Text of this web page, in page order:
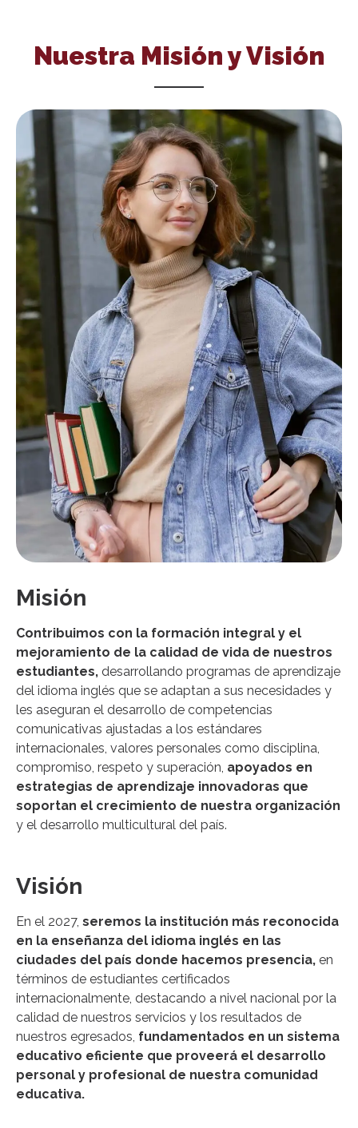
Nuestra Misión y Visión
Misión
Contribuimos con la formación integral y el
mejoramiento de la calidad de vida de nuestros
estudiantes, desarrollando programas de aprendizaje
del idioma inglés que se adaptan a sus necesidades y
les aseguran el desarrollo de competencias
comunicativas ajustadas a los estándares
internacionales, valores personales como disciplina,
compromiso, respeto y superación, apoyados en
estrategias de aprendizaje innovadoras que
soportan el crecimiento de nuestra organización
y el desarrollo multicultural del país.
Visión
En el 2027, seremos la institución más reconocida
en la enseñanza del idioma inglés en las
ciudades del país donde hacemos presencia, en
términos de estudiantes certificados
internacionalmente, destacando a nivel nacional por la
calidad de nuestros servicios y los resultados de
nuestros egresados, fundamentados en un sistema
educativo eficiente que proveerá el desarrollo
personal y profesional de nuestra comunidad
educativa.